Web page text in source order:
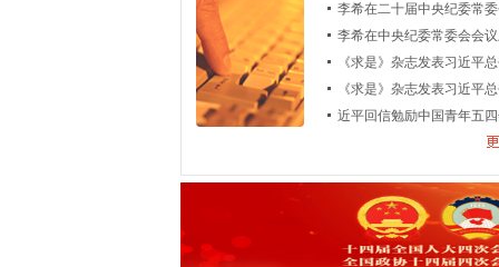
李希在二十届中央纪委常
李希在中央纪委常委会会
《求是》杂志发表习近平
《求是》杂志发表习近平
近平回信勉励中国青年五